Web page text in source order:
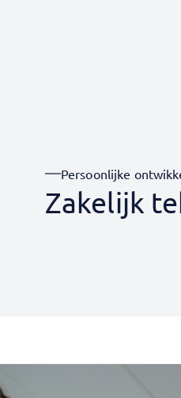
Persoonlijke
Zakelijk